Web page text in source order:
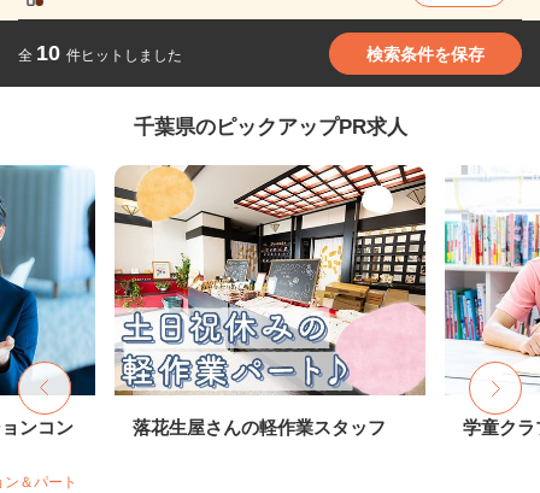
全 10 件ヒットしました 検索条件を保存
千葉県のピックアップPR求人
ンコン
＆パート
落花生屋さんの軽作業スタッフ 学童クラ